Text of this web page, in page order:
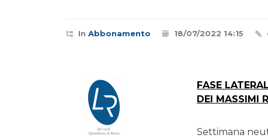
In Abbonamento 18/07/2022 14:15
FASE
DEI MASSIMI
Settimana